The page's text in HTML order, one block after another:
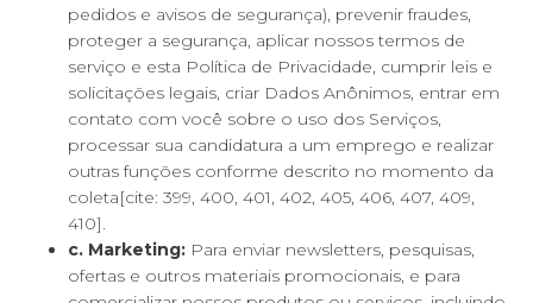
pedidos e avisos de segurança), prevenir fraudes,
proteger a segurança, aplicar nossos termos de
serviço e esta Política de Privacidade, cumprir leis e
solicitações legais, criar Dados Anônimos, entrar em
contato com você sobre o uso dos Serviços,
processar sua candidatura a um emprego e realizar
outras funções conforme descrito no momento da
coleta[cite: 399, 400, 401, 402, 405, 406, 407, 409,
410].
c. Marketing: Para enviar newsletters, pesquisas,
ofertas e outros materiais promocionais, e para